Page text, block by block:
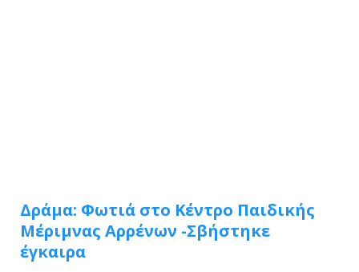
Δράμα: Φωτιά στο Κέντρο Παιδικής
Μέριμνας Αρρένων -Σβήστηκε
έγκαιρα